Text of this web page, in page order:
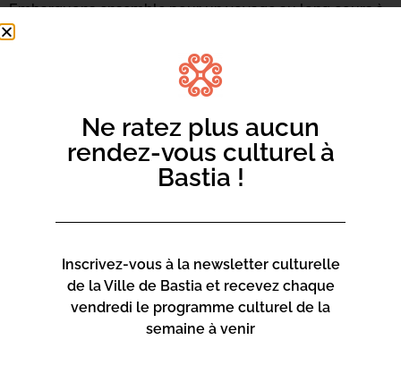
Embarquons ensemble pour un voyage au long cours à
la découverte de Jeanne Barret, exploratrice et
botaniste, première femme à avoir réalisé un tour du
monde et passagère de la Boudeuse lors de l’aventure
Bougainville ! Un atelier créatif porté par notre
illustratrice Julie Bois.Ne ratez plus aucun
rendez-vous culturel à
Bastia !
Inscrivez-vous à la newsletter culturelle
de la Ville de Bastia et recevez chaque
vendredi le programme culturel de la
semaine à venir